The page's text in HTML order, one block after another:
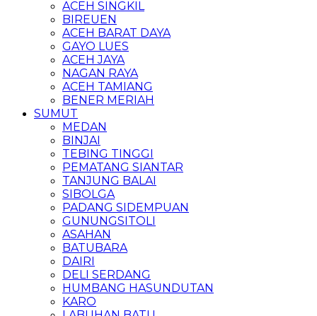
ACEH SINGKIL
BIREUEN
ACEH BARAT DAYA
GAYO LUES
ACEH JAYA
NAGAN RAYA
ACEH TAMIANG
BENER MERIAH
SUMUT
MEDAN
BINJAI
TEBING TINGGI
PEMATANG SIANTAR
TANJUNG BALAI
SIBOLGA
PADANG SIDEMPUAN
GUNUNGSITOLI
ASAHAN
BATUBARA
DAIRI
DELI SERDANG
HUMBANG HASUNDUTAN
KARO